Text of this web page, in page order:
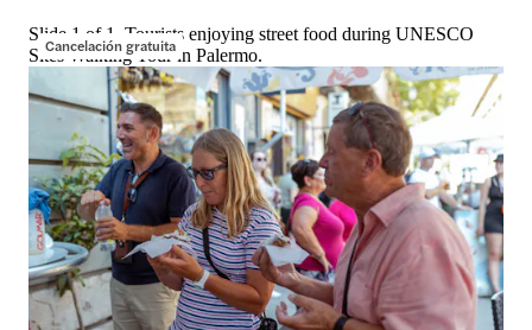
Cancelación gratuita
Slide 1 of 1, Tourists enjoying street food during UNESCO
Sites Walking Tour in Palermo.